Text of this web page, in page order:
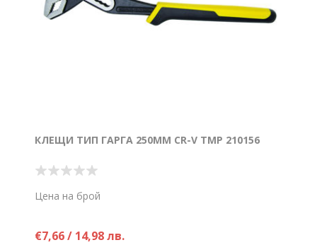
КЛЕЩИ ТИП ГАРГА 250ММ CR-V TMP 210156
Цена на брой
€7,66 / 14,98 лв.